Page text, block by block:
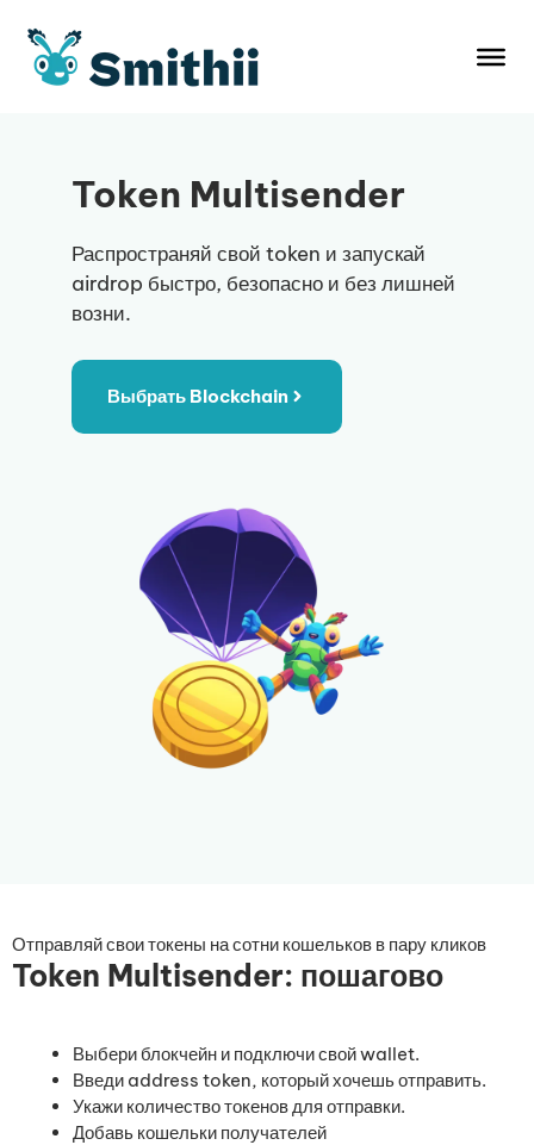
содержимому
Token Multisender
Распространяй свой token и запускай
airdrop быстро, безопасно и без лишней
возни.
Выбрать Blockchain
Отправляй свои токены на сотни кошельков в пару кликов
Token Multisender: пошагово
Выбери блокчейн и подключи свой wallet.
Введи address token, который хочешь отправить.
Укажи количество токенов для отправки.
Добавь кошельки получателей